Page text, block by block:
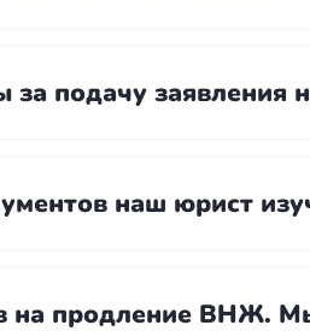
за подачу
наш юрист
на продление ВНЖ.